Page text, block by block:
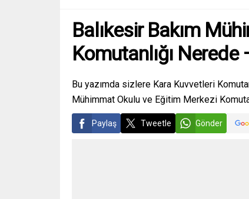
Balıkesir Bakım
Komutanlığı Nerede
Bu yazımda sizlere Kara Kuvvetleri
Mühimmat Okulu ve Eğitim Merkezi
Paylaş Tweetle Gönder